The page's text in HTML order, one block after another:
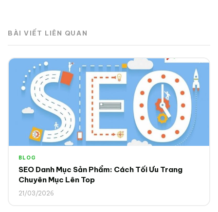
BÀI VIẾT LIÊN QUAN
BLOG
SEO Danh Mục Sản Phẩm: Cách Tối Ưu Trang
Chuyên Mục Lên Top
21/03/2026